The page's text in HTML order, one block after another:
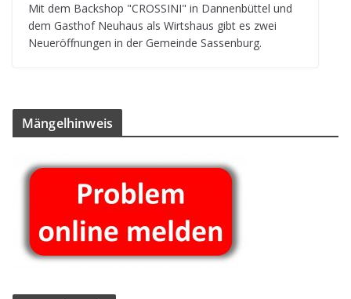
Mit dem Back­shop "CROSSINI" in Dan­nen­büt­tel und
dem Gast­hof Neu­haus als Wirts­haus gibt es zwei
Neu­eröff­nun­gen in der Gemeinde Sassenburg.
Män­gel­hin­weis